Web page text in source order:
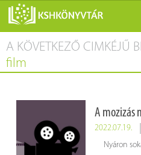
ONLINE KATALÓGUS
RÓLUNK
KONFERENCIÁK
A KÖVETKEZŐ CIMKÉJŰ
film
A mozizás
2022.07.19.